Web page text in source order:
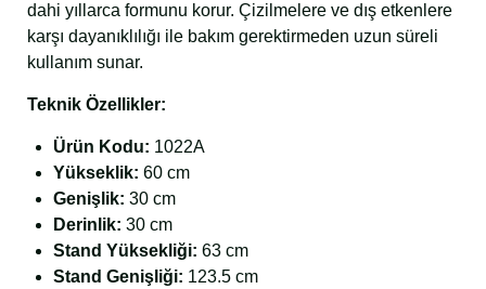
dahi yıllarca formunu korur. Çizilmelere ve dış etkenlere
karşı dayanıklılığı ile bakım gerektirmeden uzun süreli
kullanım sunar.
Teknik Özellikler:
Ürün Kodu: 1022A
Yükseklik: 60 cm
Genişlik: 30 cm
Derinlik: 30 cm
Stand Yüksekliği: 63 cm
Stand Genişliği: 123.5 cm